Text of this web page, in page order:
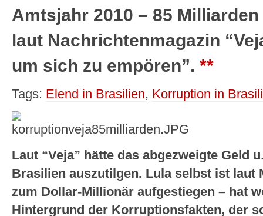
Amtsjahr 2010 – 85
laut Nachrichtenmagazin
um sich zu empören”. **
Tags: Elend in Brasilien, Korruption in
Laut “Veja” hätte das abgezweigte Geld
Brasilien auszutilgen. Lula selbst ist laut
zum Dollar-Millionär aufgestiegen – hat
Hintergrund der Korruptionsfakten, der